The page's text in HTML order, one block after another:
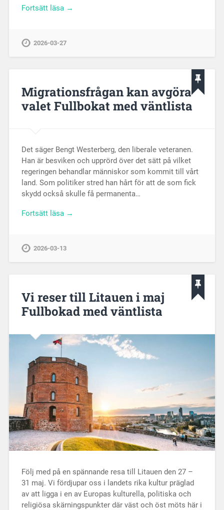
Fortsätt läsa →
2026-03-27
Migrationsfrågan kan avgöra
valet Fullbokat med väntlista
Det säger Bengt Westerberg, den liberale veteranen.
Han är besviken och upprörd över det sätt på vilket
regeringen behandlar människor som kommit till vårt
land. Som politiker stred han hårt för att de som fick
skydd också skulle få permanenta…
Fortsätt läsa →
2026-03-13
Vi reser till Litauen i maj
Fullbokad med väntlista
Följ med på en spännande resa till Litauen den 27 –
31 maj. Vi fördjupar oss i landets rika kultur präglad
av att ligga i en av Europas kulturella, politiska och
religiösa skärningspunkter där väst och öst möts här i